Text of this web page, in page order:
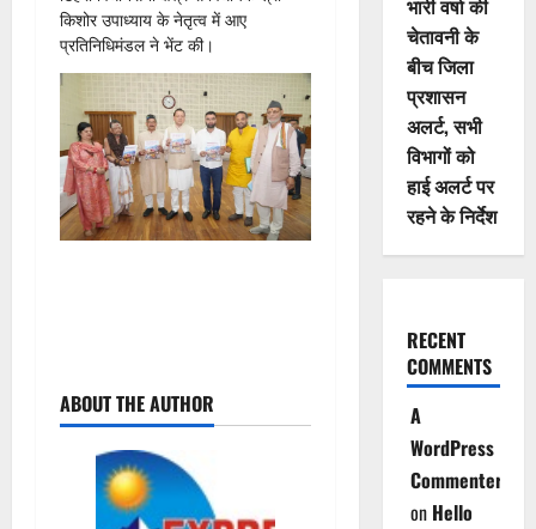
किशोर उपाध्याय के नेतृत्व में आए
प्रतिनिधिमंडल ने भेंट की।
o
ABOUT THE AUTHOR
भारी वर्षा की
चेतावनी के
बीच जिला
प्रशासन
अलर्ट, सभी
विभागों को
हाई अलर्ट पर
रहने के निर्देश
RECENT
COMMENTS
A
WordPress
Commenter
on Hello